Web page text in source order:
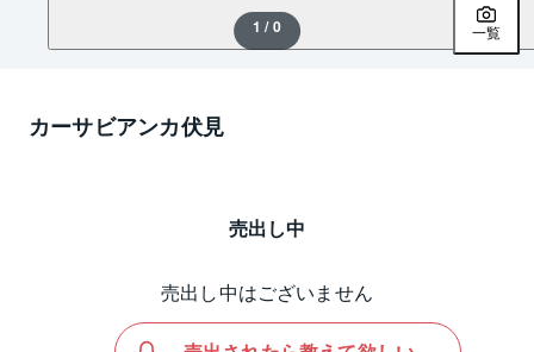
1 / 0 一覧
カーサビアンカ伏見
売出し中
売出し中はございません